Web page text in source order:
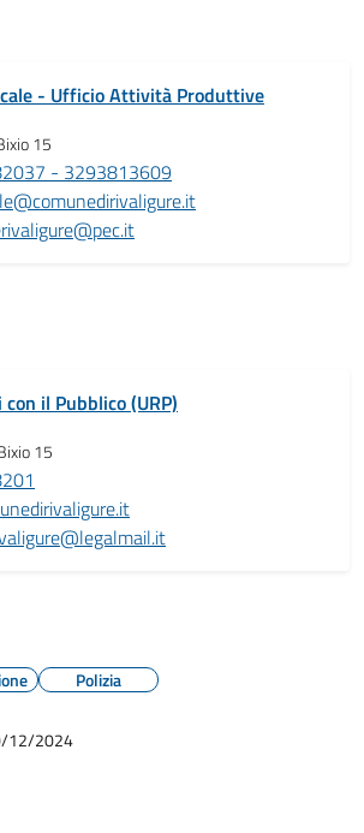
- Ufficio Attività Produttive
15
- 3293813609
il Pubblico (URP)
15
Polizia
12/2024